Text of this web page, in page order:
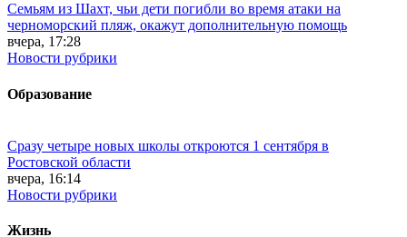
Семьям из Шахт, чьи дети погибли во время атаки на
черноморский пляж, окажут дополнительную помощь
вчера, 17:28
Новости рубрики
Образование
Сразу четыре новых школы откроются 1 сентября в
Ростовской области
вчера, 16:14
Новости рубрики
Жизнь